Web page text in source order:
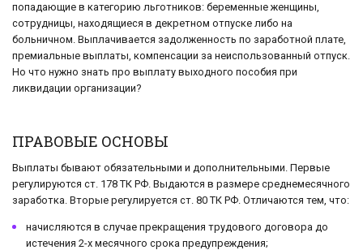
попадающие в категорию льготников: беременные женщины,
сотрудницы, находящиеся в декретном отпуске либо на
больничном. Выплачивается задолженность по заработной плате,
премиальные выплаты, компенсации за неиспользованный отпуск.
Но что нужно знать про выплату выходного пособия при
ликвидации организации?
ПРАВОВЫЕ ОСНОВЫ
Выплаты бывают обязательными и дополнительными. Первые
регулируются ст. 178 ТК РФ. Выдаются в размере среднемесячного
заработка. Вторые регулируется ст. 80 ТК РФ. Отличаются тем, что:
начисляются в случае прекращения трудового договора до
истечения 2-х месячного срока предупреждения;